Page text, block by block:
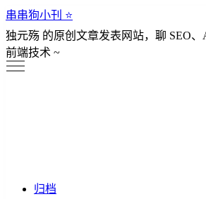
串串狗小刊 ⭐️
独元殇 的原创文章发表网站，聊 SEO、
前端技术 ~
归档